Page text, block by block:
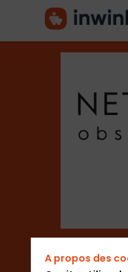
A propos des